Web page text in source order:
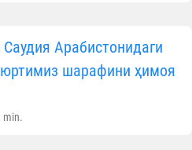
Арабистонидаги
шарафини ҳимоя
min.